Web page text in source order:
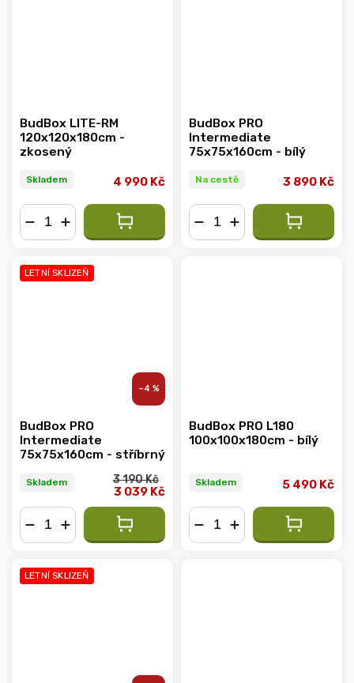
BudBox LITE-RM
120x120x180cm -
zkosený
Skladem 4 990 Kč
BudBox PRO
Intermediate
75x75x160cm - bílý
Na cestě 3 890 Kč
LETNÍ SKLIZEŇ
–4 %
BudBox PRO
Intermediate
75x75x160cm - stříbrný
Skladem 3 190 Kč
3 039 Kč
BudBox PRO L180
100x100x180cm - bílý
Skladem 5 490 Kč
LETNÍ SKLIZEŇ